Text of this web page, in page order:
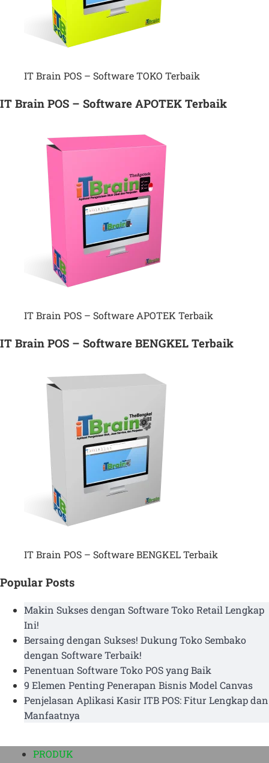
IT Brain POS – Software TOKO Terbaik
IT Brain POS – Software APOTEK Terbaik
IT Brain POS – Software APOTEK Terbaik
IT Brain POS – Software BENGKEL Terbaik
IT Brain POS – Software BENGKEL Terbaik
Popular Posts
Makin Sukses dengan Software Toko Retail Lengkap
Ini!
Bersaing dengan Sukses! Dukung Toko Sembako
dengan Software Terbaik!
Penentuan Software Toko POS yang Baik
9 Elemen Penting Penerapan Bisnis Model Canvas
Penjelasan Aplikasi Kasir ITB POS: Fitur Lengkap dan
Manfaatnya
PRODUK